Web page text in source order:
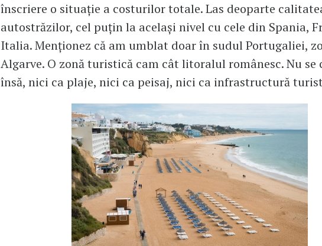
înscriere o situație a costurilor totale. Las deoparte
autostrăzilor, cel puțin la același nivel cu cele din Spania,
Italia. Menționez că am umblat doar în sudul Portugaliei,
Algarve. O zonă turistică cam cât litoralul românesc. Nu se
însă, nici ca plaje, nici ca peisaj, nici ca infrastructură